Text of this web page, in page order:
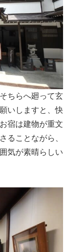
ちらへ廻って玄
いしますと、快
宿は建物が重文
ることながら、
気が素晴らしい